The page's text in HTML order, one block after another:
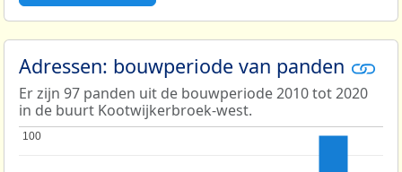
Adressen: bouwperiode van panden
Er zijn 97 panden uit de bouwperiode 2010 tot 2020
in de buurt Kootwijkerbroek-west.
100
100